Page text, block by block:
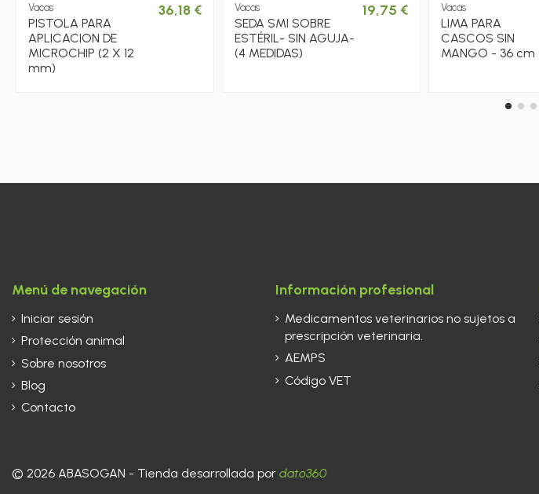
Vacas
PISTOLA PARA
APLICACION DE
MICROCHIP (2 X 12
mm)
36,18 € Vacas
SEDA SMI SOBRE
ESTÉRIL- SIN AGUJA-
(4 MEDIDAS)
19,75 € Vacas
LIMA PARA
CASCOS SIN
MANGO - 36 cm
Menú de navegación
Iniciar sesión
Protección animal
Sobre nosotros
Blog
Contacto
Información profesional
Medicamentos veterinarios no sujetos a
prescripción veterinaria.
AEMPS
Código VET
© 2026 ABASOGAN - Tienda desarrollada por dato360